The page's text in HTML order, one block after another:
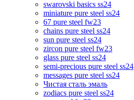
swarovski basics ss24
miniature pure steel ss24
67 pure steel fw23
chains pure steel ss24
sun pure steel ss24
zircon pure steel fw23
glass pure steel ss24
semi-precious pure steel ss24
messages pure steel ss24
Чистая сталь эмаль
zodiacs pure steel ss24